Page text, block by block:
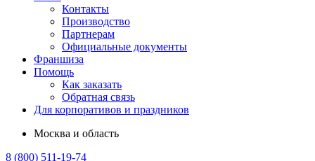
Контакты
Производство
Партнерам
Официальные документы
Франшиза
Помощь
Как заказать
Обратная связь
Для корпоративов и праздников
Москва и область
8 (800) 511-19-74